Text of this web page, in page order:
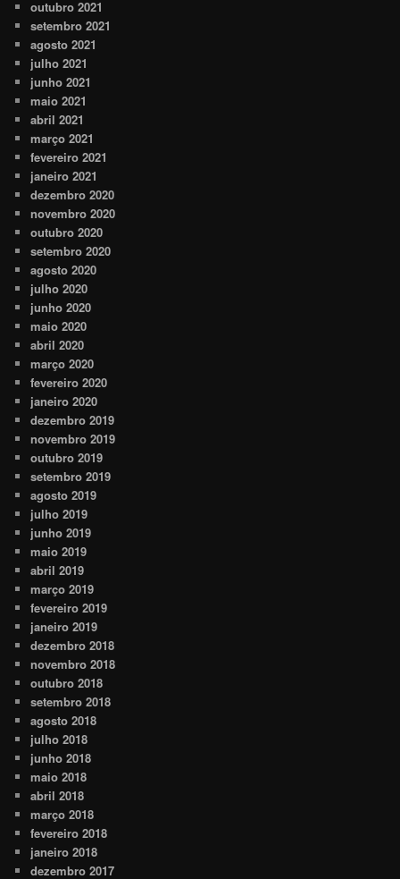
outubro 2021
setembro 2021
agosto 2021
julho 2021
junho 2021
maio 2021
abril 2021
março 2021
fevereiro 2021
janeiro 2021
dezembro 2020
novembro 2020
outubro 2020
setembro 2020
agosto 2020
julho 2020
junho 2020
maio 2020
abril 2020
março 2020
fevereiro 2020
janeiro 2020
dezembro 2019
novembro 2019
outubro 2019
setembro 2019
agosto 2019
julho 2019
junho 2019
maio 2019
abril 2019
março 2019
fevereiro 2019
janeiro 2019
dezembro 2018
novembro 2018
outubro 2018
setembro 2018
agosto 2018
julho 2018
junho 2018
maio 2018
abril 2018
março 2018
fevereiro 2018
janeiro 2018
dezembro 2017